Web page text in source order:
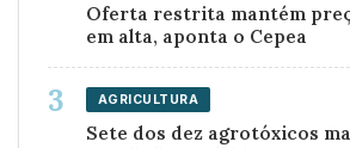
Oferta restrita mantém
em alta, aponta o Cepea
AGRICULTURA
Sete dos dez agrotóxicos